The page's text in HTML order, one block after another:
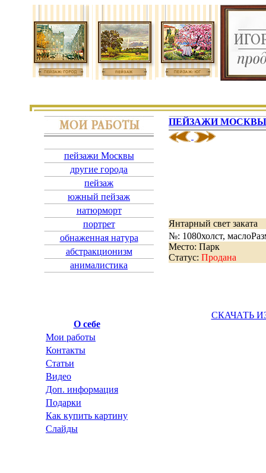
пейзажи Москвы
другие города
пейзаж
южный пейзаж
натюрморт
портрет
обнаженная натура
абстракционизм
анималистика
О себе
Мои работы
Контакты
Статьи
Видео
Доп. информация
Подарки
Как купить картину
Слайды
ПЕЙЗАЖИ МОСКВЫ
Янтарный свет заката
№: 1080холст, масло
Место: Парк
Статус: Продана
СКАЧАТЬ